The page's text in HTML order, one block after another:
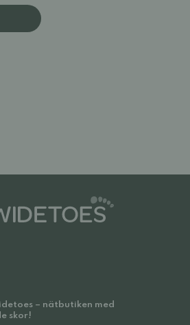
– nätbutiken med
skor!